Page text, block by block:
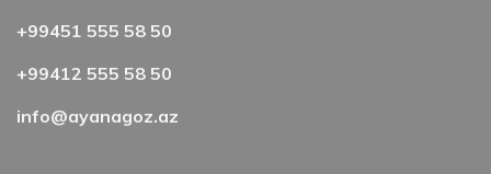
+99451 555 58 50
+99412 555 58 50
info@ayanagoz.az